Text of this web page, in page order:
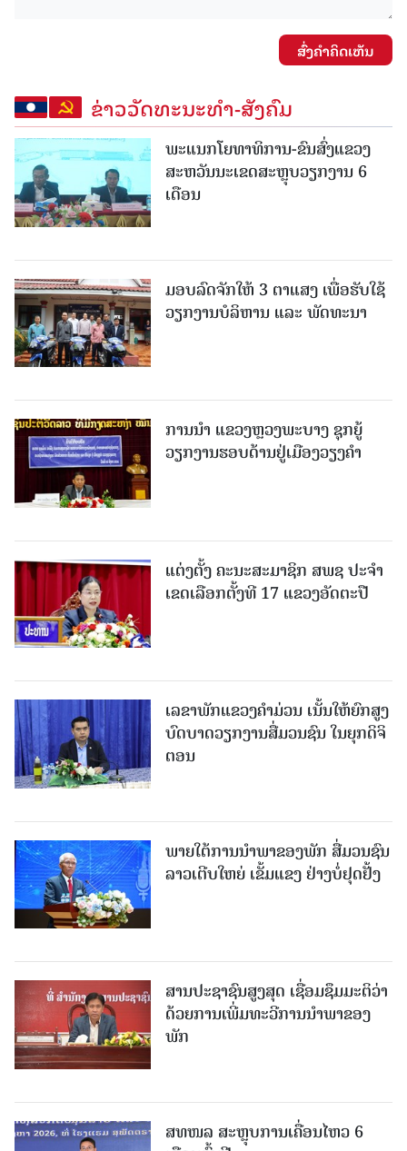
ສົ່ງຄໍາຄິດເຫັນ
ຂ່າວວັດທະນະທຳ-ສັງຄົມ
ພະແນກໂຍທາທິການ-ຂົນສົ່ງແຂວງ
ສະຫວັນນະເຂດສະຫຼຸບວຽກງານ 6
ເດືອນ
ມອບລົດຈັກໃຫ້ 3 ຕາແສງ ເພື່ອຮັບໃຊ້
ວຽກງານບໍລິຫານ ແລະ ພັດທະນາ
ການນຳ ແຂວງຫຼວງພະບາງ ຊຸກຍູ້
ວຽກງານຮອບດ້ານຢູ່ເມືອງວຽງຄໍາ
ແຕ່ງຕັ້ງ ຄະນະສະມາຊິກ ສພຊ ປະຈຳ
ເຂດເລືອກຕັ້ງທີ 17 ແຂວງອັດຕະປື
ເລຂາພັກແຂວງຄໍາມ່ວນ ເນັ້ນໃຫ້ຍົກສູງ
ບົດບາດວຽກງານສື່ມວນຊົນ ໃນຍຸກດິຈິ
ຕອນ
ພາຍໃຕ້ການນໍາພາຂອງພັກ ສື່ມວນຊົນ
ລາວເຕີບໃຫຍ່ ເຂັ້ມແຂງ ຢ່າງບໍ່ຢຸດຢັ້ງ
ສານປະຊາຊົນສູງສຸດ ເຊື່ອມຊຶມມະຕິວ່າ
ດ້ວຍການເພີ່ມທະວີການນຳພາຂອງ
ພັກ
ສທໜລ ສະຫຼຸບການເຄື່ອນໄຫວ 6